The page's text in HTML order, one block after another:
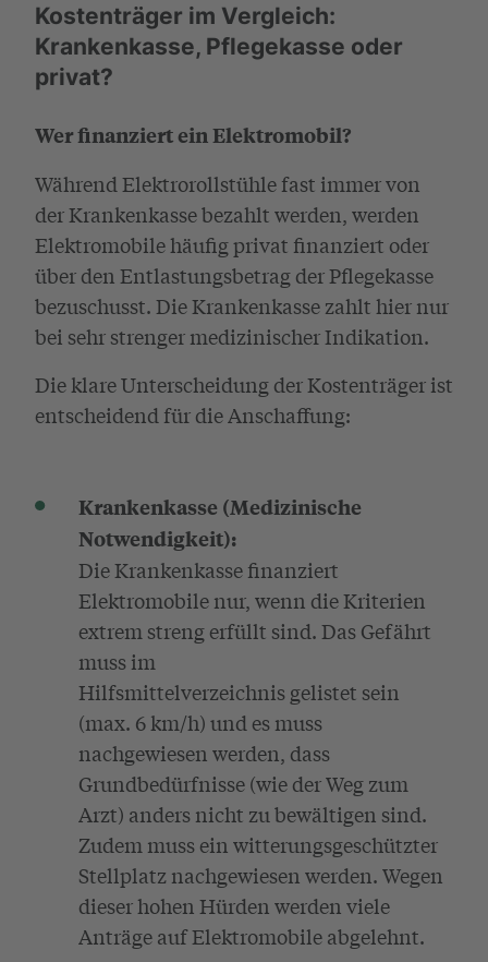
Kostenträger im Vergleich:
Krankenkasse, Pflegekasse oder
privat?
Wer finanziert ein Elektromobil?
Während Elektrorollstühle fast immer von
der Krankenkasse bezahlt werden, werden
Elektromobile häufig privat finanziert oder
über den Entlastungsbetrag der Pflegekasse
bezuschusst. Die Krankenkasse zahlt hier nur
bei sehr strenger medizinischer Indikation.
Die klare Unterscheidung der Kostenträger ist
entscheidend für die Anschaffung:
Krankenkasse (Medizinische
Notwendigkeit):
Die Krankenkasse finanziert
Elektromobile nur, wenn die Kriterien
extrem streng erfüllt sind. Das Gefährt
muss im
Hilfsmittelverzeichnis gelistet sein
(max. 6 km/h) und es muss
nachgewiesen werden, dass
Grundbedürfnisse (wie der Weg zum
Arzt) anders nicht zu bewältigen sind.
Zudem muss ein witterungsgeschützter
Stellplatz nachgewiesen werden. Wegen
dieser hohen Hürden werden viele
Anträge auf Elektromobile abgelehnt.